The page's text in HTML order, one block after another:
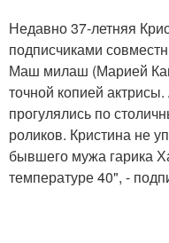
Недавно 37-летняя
подписчиками
Маш милаш (Марией
точной копией
прогулялись по
роликов. Кристина не
бывшего мужа гарика
температуре 40", -